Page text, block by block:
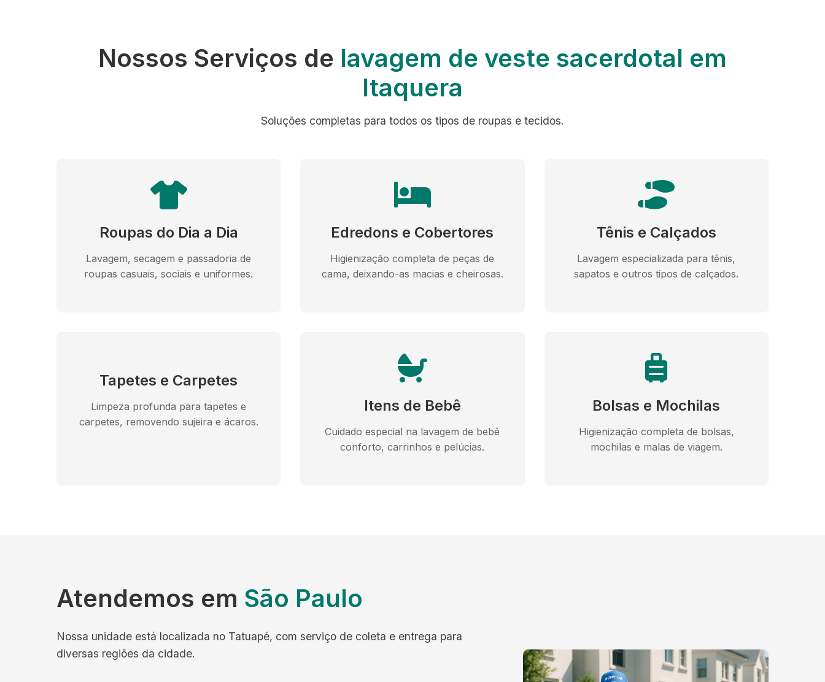
Nossos Serviços de lavagem de veste sacerdotal em
Itaquera
Soluções completas para todos os tipos de roupas e tecidos.
Roupas do Dia a Dia
Lavagem, secagem e passadoria de
roupas casuais, sociais e uniformes.
Edredons e Cobertores
Higienização completa de peças de
cama, deixando-as macias e cheirosas.
Tênis e Calçados
Lavagem especializada para tênis,
sapatos e outros tipos de calçados.
Tapetes e Carpetes
Limpeza profunda para tapetes e
carpetes, removendo sujeira e ácaros.
Itens de Bebê
Cuidado especial na lavagem de bebê
conforto, carrinhos e pelúcias.
Bolsas e Mochilas
Higienização completa de bolsas,
mochilas e malas de viagem.
Atendemos em São Paulo
Nossa unidade está localizada no Tatuapé, com serviço de coleta e entrega para
diversas regiões da cidade.